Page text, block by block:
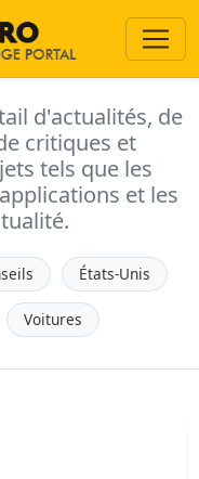
d'actualités, de
critiques et
tels que les
et les
États-Unis
Voitures